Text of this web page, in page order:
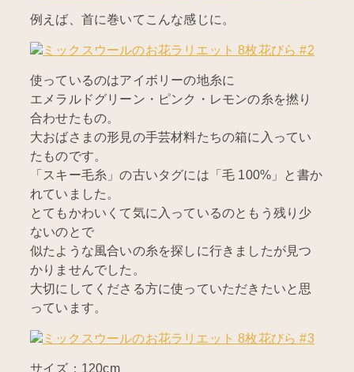
例えば、首に巻いてこんな感じに。
使っているのはアイボリーの地糸に
エメラルドグリーン・ピンク・レモンの糸を撚り
合わせたもの。
大おばさまの形見の手芸材料たちの箱に入ってい
たものです。
「スキー毛糸」の古いタグには「毛 100%」と書か
れていました。
とてもかわいくて気に入っているのともう残り少
ないのとで
似たような風合いの糸を探しに行きましたが見つ
かりませんでした。
大切にしてくださる方に使っていただきたいと思
っています。
サイズ：120cm